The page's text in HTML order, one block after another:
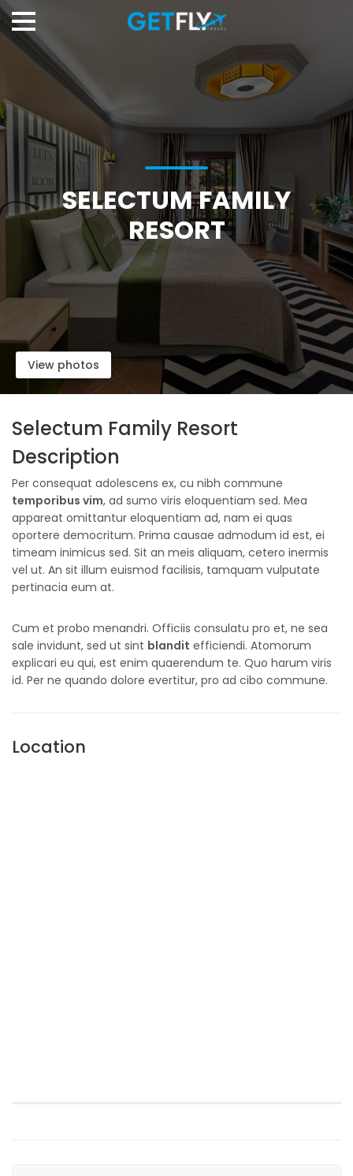
SELECTUM FAMILY
RESORT
View photos
Selectum Family Resort
Description
Per consequat adolescens ex, cu nibh commune
temporibus vim, ad sumo viris eloquentiam sed. Mea
appareat omittantur eloquentiam ad, nam ei quas
oportere democritum. Prima causae admodum id est, ei
timeam inimicus sed. Sit an meis aliquam, cetero inermis
vel ut. An sit illum euismod facilisis, tamquam vulputate
pertinacia eum at.
Cum et probo menandri. Officiis consulatu pro et, ne sea
sale invidunt, sed ut sint blandit efficiendi. Atomorum
explicari eu qui, est enim quaerendum te. Quo harum viris
id. Per ne quando dolore evertitur, pro ad cibo commune.
Location